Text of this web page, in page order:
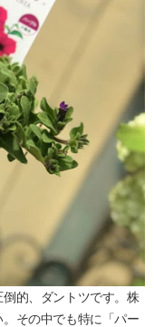
倒的、ダントツです。株
その中でも特に「パー